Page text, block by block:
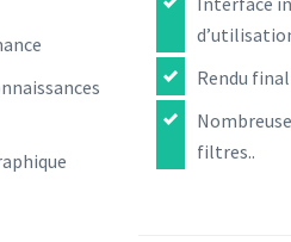
Rendu
filtres..